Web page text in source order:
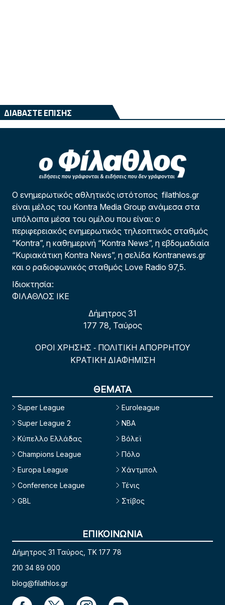
ΔΙΑΒΑΣΤΕ ΕΠΙΣΗΣ
Ο ενημερωτικός αθλητικός ιστότοπος filathlos.gr
είναι μέλος του Kontra Media Group ανάμεσα στα
υπόλοιπα μέσα του ομίλου που είναι: ο
περιφερειακός ενημερωτικός τηλεοπτικός σταθμός
“Kontra”, η καθημερινή “Kontra News”, η εβδομαδιαία
“Κυριακάτικη Kontra News”, η σελίδα Kontranews.gr
και ο ραδιοφωνικός σταθμός Love Radio 97,5.
Ιδιοκτησία:
ΦΙΛΑΘΛΟΣ ΙΚΕ
Δήμητρος 31
177 78, Ταύρος
ΟΡΟΙ ΧΡΗΣΗΣ - ΠΟΛΙΤΙΚΗ ΑΠΟΡΡΗΤΟΥ
ΚΡΑΤΙΚΗ ΔΙΑΦΗΜΙΣΗ
ΘΕΜΑΤΑ
Super League
Super League 2
Κύπελλο Ελλάδας
Champions League
Europa League
Conference League
GBL
Euroleague
NBA
Βόλεϊ
Πόλο
Χάντμπολ
Τένις
Στίβος
ΕΠΙΚΟΙΝΩΝΙΑ
Δήμητρος 31 Ταύρος, TK 177 78
210 34 89 000
blog@filathlos.gr